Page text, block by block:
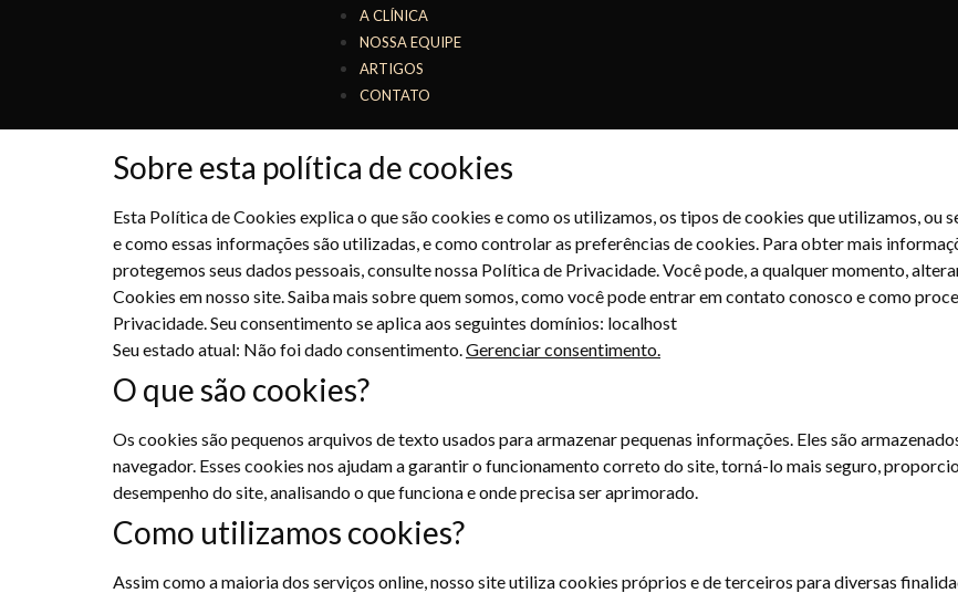
A CLÍNICA
NOSSA EQUIPE
ARTIGOS
CONTATO
Sobre esta política de cookies
Esta Política de Cookies explica o que são cookies e como os utilizamos, os tipos de cookies que utilizamos, ou
e como essas informações são utilizadas, e como controlar as preferências de cookies. Para obter mais
protegemos seus dados pessoais, consulte nossa Política de Privacidade. Você pode, a qualquer momento,
Cookies em nosso site. Saiba mais sobre quem somos, como você pode entrar em contato conosco e como
Privacidade. Seu consentimento se aplica aos seguintes domínios: localhost
Seu estado atual: Não foi dado consentimento.Gerenciar consentimento.
O que são cookies?
Os cookies são pequenos arquivos de texto usados ​​para armazenar pequenas informações. Eles são
navegador. Esses cookies nos ajudam a garantir o funcionamento correto do site, torná-lo mais seguro,
desempenho do site, analisando o que funciona e onde precisa ser aprimorado.
Como utilizamos cookies?
Assim como a maioria dos serviços online, nosso site utiliza cookies próprios e de terceiros para diversas